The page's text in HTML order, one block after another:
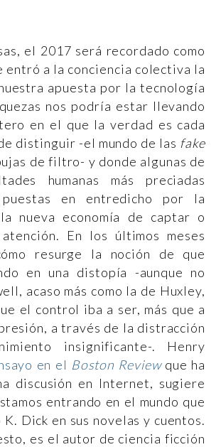
el 2017 será recordado como
entró a la conciencia colectiva la
apuesta por la tecnología
nos podría estar llevando
en el que la verdad es cada
distinguir -el mundo de las fake
de filtro- y donde algunas de
humanas más preciadas
en entredicho por la
nueva economía de captar o
En los últimos meses
resurge la noción de que
en una distopía -aunque no
acaso más como la de Huxley,
el control iba a ser, más que a
a través de la distracción
insignificante-. Henry
en el Boston Reviewque ha
discusión en Internet, sugiere
entrando en el mundo que
Dick en sus novelas y cuentos.
es el autor de ciencia ficción